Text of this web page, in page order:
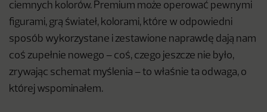
ciemnych kolorów. Premium może operować pewnymi
figurami, grą świateł, kolorami, które w odpowiedni
sposób wykorzystane i zestawione naprawdę dają nam
coś zupełnie nowego – coś, czego jeszcze nie było,
zrywając schemat myślenia – to właśnie ta odwaga, o
której wspominałem.